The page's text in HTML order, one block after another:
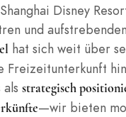
Disney
und
hat sich weit über
Freizeitunterkunft
strategisch
—wir bieten